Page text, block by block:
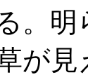
。
が